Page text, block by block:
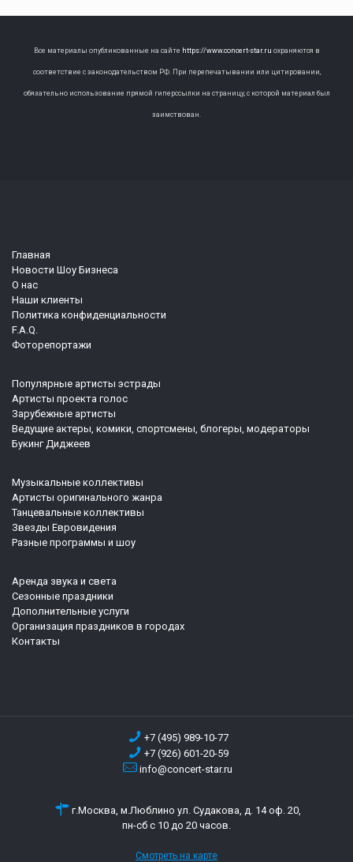
Все материалы опубликованные на сайте https://www.concert-star.ru охраняются в
соответствие с законодательством РФ. При перепечатывании или цитировании,
обязательно использование прямой гиперссылки на страницу, с которой материал был
заимствован.
Главная
Новости Шоу Бизнеса
О нас
Наши клиенты
Политика конфиденциальности
F.A.Q.
Фоторепортажи
Популярные артисты эстрады
Артисты проекта голос
Зарубежные артисты
Ведущие актеры, комики, спортсмены, блогеры, модераторы
Букинг Диджеев
Музыкальные коллективы
Артисты оригинального жанра
Танцевальные коллективы
Звезды Евровидения
Разные программы и шоу
Аренда звука и света
Сезонные праздники
Дополнительные услуги
Организация праздников в городах
Контакты
+7 (495) 989-10-77
+7 (926) 601-20-59
info@concert-star.ru
г.Москва, м.Люблино ул. Судакова, д. 14 оф. 20,
пн-сб с 10 до 20 часов.
Смотреть на карте